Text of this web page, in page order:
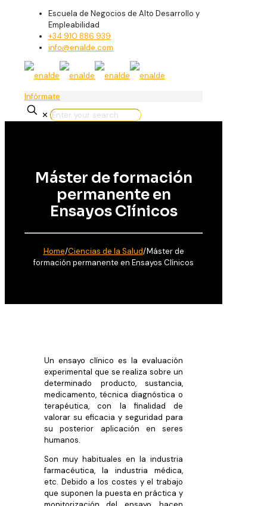
Escuela de Negocios de Alto Desarrollo y
Empleabilidad
+34 910 886 939
info@enalde.com
Infórmate
✕
Máster de formación
permanente en
Ensayos Clínicos
Home/Ciencias de la Salud/Máster de
formación permanente en Ensayos Clínicos
Un ensayo clínico es la evaluación
experimental que se realiza sobre un
determinado producto, sustancia,
medicamento, técnica diagnóstica o
terapéutica, con la finalidad de
valorar su eficacia y seguridad para
su posterior aplicación en seres
humanos.
Son muy habituales en la industria
farmacéutica, la industria médica,
etc. Debido a los costes y el trabajo
que suponen la puesta en práctica y